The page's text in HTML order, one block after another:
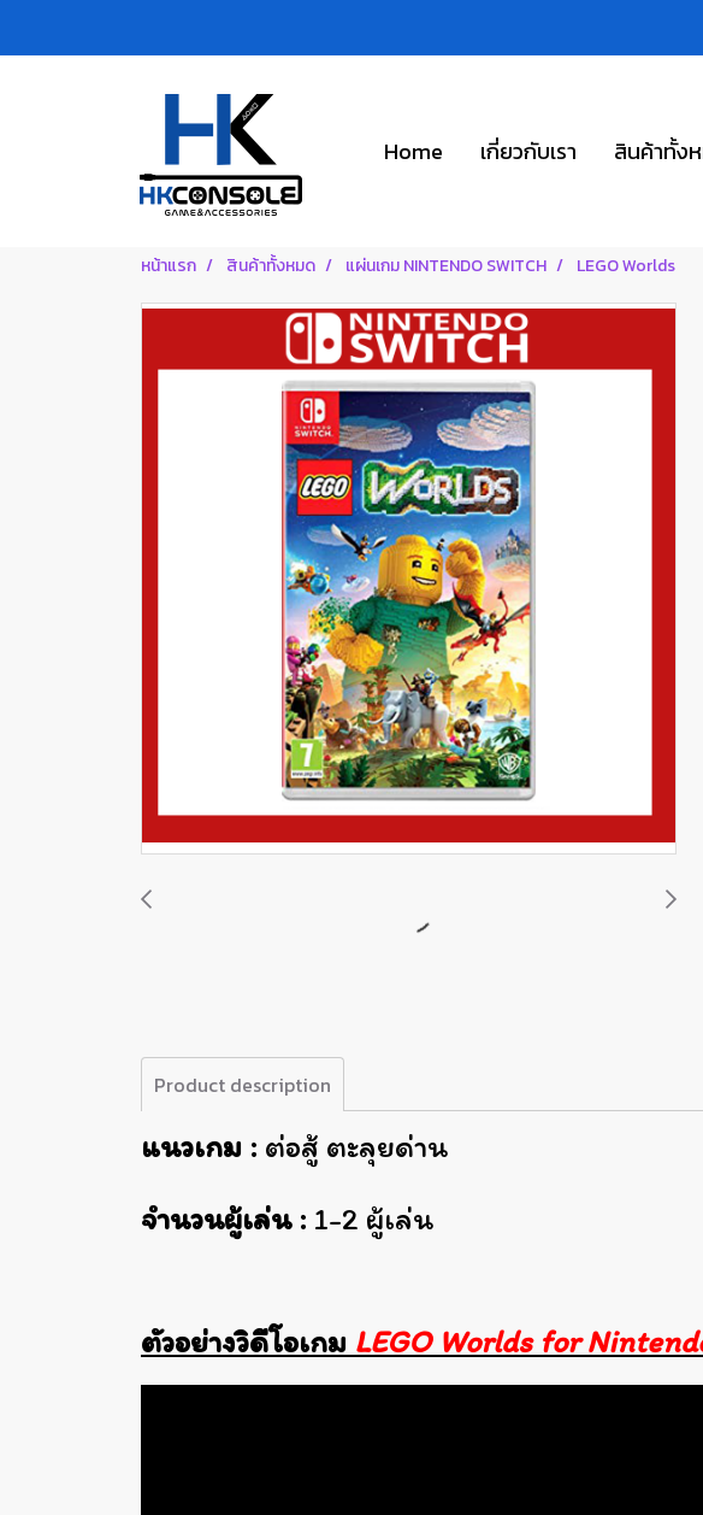
Home เกี่ยวกับเรา สินค้าทั้ง
หน้าแรก สินค้าทั้งหมด แผ่นเกม NINTENDO SWITCH LEGO Worlds
Product description
แนวเกม : ต่อสู้ ตะลุยด่าน
จำนวนผู้เล่น : 1-2 ผู้เล่น
ตัวอย่างวิดีโอเกม LEGO Worlds for